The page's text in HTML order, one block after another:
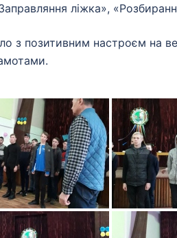
ліжка»,
з позитивним настроєм на